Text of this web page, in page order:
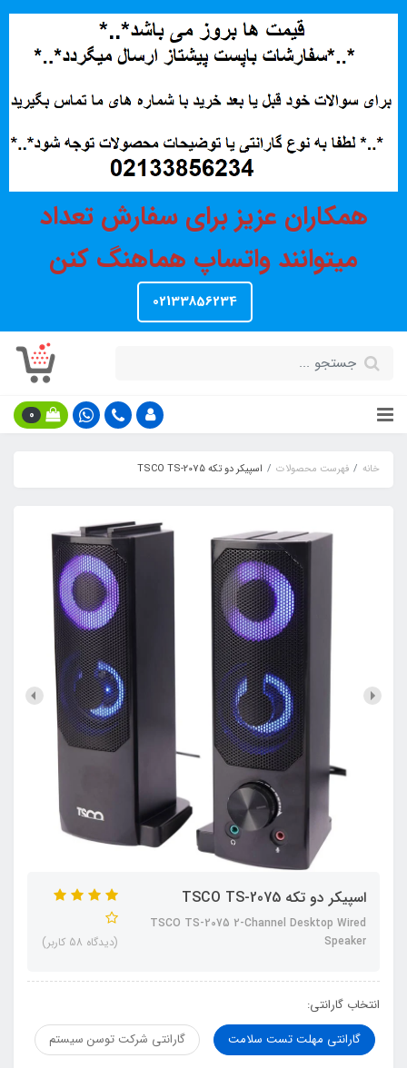
همکاران عزیز برای سفارش تعداد
میتوانند واتساپ هماهنگ کنن
02133856234
0
خانه فهرست محصولات اسپیکر دو تکه TSCO TS-2075
اسپیکر دو تکه TSCO TS-2075
TSCO TS-2075 2-Channel Desktop Wired
Speaker
(دیدگاه 58 کاربر)
انتخاب گارانتی:
گارانتی مهلت تست سلامت
گارانتی شرکت توسن سیستم